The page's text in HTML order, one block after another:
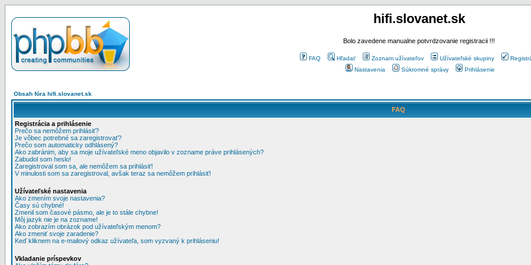
hifi.slovanet.sk
Bolo zavedene manualne potvrdzovanie registracii !!!
FAQ Hľadať Zoznam užívateľov Užívateľské skupiny
Nastavenia
Súkromné správy Prihlásenie
Obsah fóra hifi.slovanet.sk
FAQ
Registrácia a prihlásenie
Prečo sa nemôžem prihlásiť?
Je vôbec potrebné sa zaregistrovať?
Prečo som automaticky odhlásený?
Ako zabránim, aby sa moje užívateľské meno objavilo v zozname práve prihlásených?
Zabudol som heslo!
Zaregistroval som sa, ale nemôžem sa prihlásiť!
V minulosti som sa zaregistroval, avšak teraz sa nemôžem prihlásiť!
Užívateľské nastavenia
Ako zmením svoje nastavenia?
Časy sú chybné!
Zmenil som časové pásmo, ale je to stále chybne!
Môj jazyk nie je na zozname!
Ako zobrazím obrázok pod užívateľským menom?
Ako zmeniť svoje zaradenie?
Keď kliknem na e-mailový odkaz užívateľa, som vyzvaný k prihláseniu!
Vkladanie príspevkov